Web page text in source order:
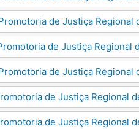
de Justiça
de Justiça
de Justiça
de Justiça Regional
de Justiça Regional